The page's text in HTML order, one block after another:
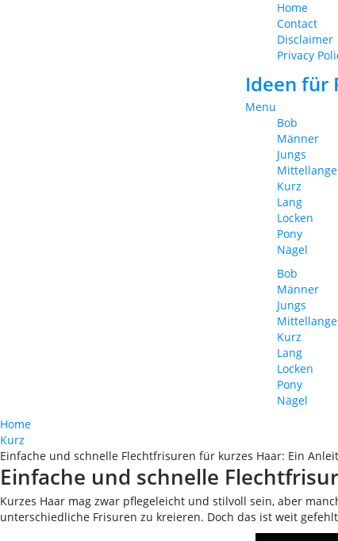
Home
Contact
Disclaimer
Privacy
Ideen für
Menu
Bob
Männer
Jungs
Kurz
Lang
Locken
Pony
Nägel
Bob
Männer
Jungs
Kurz
Lang
Locken
Pony
Nägel
Home
Kurz
Einfache und schnelle Flechtfrisuren für kurzes Haar: Ein
Einfache und schnelle
Kurzes Haar mag zwar pflegeleicht und stilvoll sein, aber
unterschiedliche Frisuren zu kreieren. Doch das ist weit